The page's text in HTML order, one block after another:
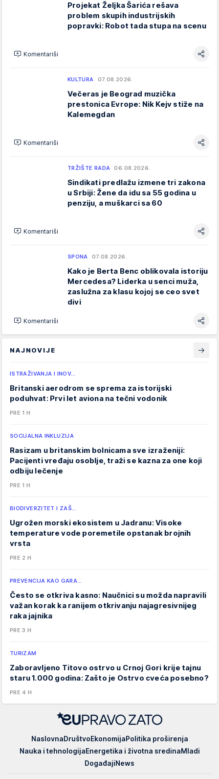
Projekat Željka Šarića rešava
problem skupih industrijskih
popravki: Robot tada stupa na scenu
Komentariši
KULTURA 07.08.2026.
Večeras je Beograd muzička
prestonica Evrope: Nik Kejv stiže na
Kalemegdan
Komentariši
TRŽIŠTE RADA 06.08.2026.
Sindikati predlažu izmene tri zakona
u Srbiji: Žene da idu sa 55 godina u
penziju, a muškarci sa 60
Komentariši
SPONA 07.08.2026.
Kako je Berta Benc oblikovala istoriju
Mercedesa? Liderka u senci muža,
zaslužna za klasu kojoj se ceo svet
divi
Komentariši
NAJNOVIJE
ISTRAŽIVANJA I INOV…
Britanski aerodrom se sprema za istorijski
poduhvat: Prvi let aviona na tečni vodonik
PRE 1 H
SOCIJALNA INKLUZIJA
Rasizam u britanskim bolnicama sve izraženiji:
Pacijenti vređaju osoblje, traži se kazna za one koji
odbiju lečenje
PRE 1 H
BIODIVERZITET I ZAŠ…
Ugrožen morski ekosistem u Jadranu: Visoke
temperature vode poremetile opstanak brojnih
vrsta
PRE 2 H
PREVENCIJA KAO GARA…
Često se otkriva kasno: Naučnici su možda napravili
važan korak ka ranijem otkrivanju najagresivnijeg
raka jajnika
PRE 3 H
TURIZAM
Zaboravljeno Titovo ostrvo u Crnoj Gori krije tajnu
staru 1.000 godina: Zašto je Ostrvo cveća posebno?
PRE 4 H
EUpravo
zato
NaslovnaDruštvoEkonomijaPolitika proširenja
Nauka i tehnologijaEnergetika i životna sredinaMladi
DogađajiNews